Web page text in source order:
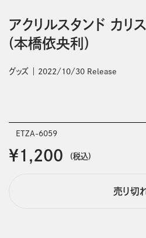
アクリルスタンド カリ
(本橋依央利)
グッズ 2022/10/30 Release
ETZA-6059
￥1,200 (税込)
売り切